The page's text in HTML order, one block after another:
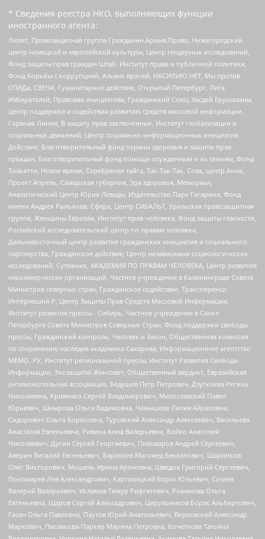
* Сведения реестра НКО, выполняющих функции
иностранного агента:
Лилит, Правозащитная группа Гражданин.Армия.Право, Нижегородский
центр немецкой и европейской культуры, Центр гендерных исследований,
Фонд защиты прав граждан Штаб, Институт права и публичной политики,
Фонд борьбы с коррупцией, Альянс врачей, НАСИЛИЮ.НЕТ, Мы против
СПИДа, СВЕЧА, Гуманитарное действие, Открытый Петербург, Лига
Избирателей, Правовая инициатива, Гражданский Союз, Хасдей Ерушалаим,
Центр поддержки и содействия развитию средств массовой информации,
Горячая Линия, В защиту прав заключенных, Институт глобализации и
социальных движений, Центр социально-информационных инициатив
Действие, Благотворительный фонд охраны здоровья и защиты прав
граждан, Благотворительный фонд помощи осужденным и их семьям, Фонд
Тольятти, Новое время, Серебряная тайга, Так-Так-Так, Сова, центр Анна,
Проект Апрель, Самарская губерния, Эра здоровья, Мемориал,
Аналитический Центр Юрия Левады, Издательство Парк Гагарина, Фонд
имени Андрея Рылькова, Сфера, Центр СИБАЛЬТ, Уральская правозащитная
группа, Женщины Евразии, Институт прав человека, Фонд защиты гласности,
Российский исследовательский центр по правам человека,
Дальневосточный центр развития гражданских инициатив и социального
партнерства, Гражданское действие, Центр независимых социологических
исследований, Сутяжник, АКАДЕМИЯ ПО ПРАВАМ ЧЕЛОВЕКА, Центр развития
некоммерческих организаций, Частное учреждение в Калининграде Совета
Министров северных стран, Гражданское содействие, Трансперенси
Интернешнл-Р, Центр Защиты Прав Средств Массовой Информации,
Институт развития прессы - Сибирь, Частное учреждение в Санкт-
Петербурге Совета Министров Северных Стран, Фонд поддержки свободы
прессы, Гражданский контроль, Человек и Закон, Общественная комиссия
по сохранению наследия академика Сахарова, Информационное агентство
МЕМО. РУ, Институт региональной прессы, Институт Развития Свободы
Информации, Экозащита!-Женсовет, Общественный вердикт, Евразийская
антимонопольная ассоциация, Бедушев Петр Петрович, Дзугкоева Регина
Николаевна, Кривенко Сергей Владимирович, Милославский Павел
Юрьевич, Шнырова Ольга Вадимовна, Чанышева Лилия Айратовна,
Сидорович Ольга Борисовна, Туровский Александр Алексеевич, Васильева
Анастасия Евгеньевна, Ривина Анна Валерьевна, Бойко Анатолий
Николаевич, Дугин Сергей Георгиевич, Пивоваров Андрей Сергеевич,
Аверин Виталий Евгеньевич, Барахоев Магомед Бекханович, Шарипков
Олег Викторович, Мошель Ирина Ароновна, Шведов Григорий Сергеевич,
Пономарев Лев Александрович, Каргалицкий Борис Юльевич, Созаев
Валерий Валерьевич, Исламов Тимур Рифгатович, Романова Ольга
Евгеньевна, Щаров Сергей Алексадрович, Цирульников Борис Альбертович,
Гасан Ольга Павловна, Паутов Юрий Анатольевич, Верховский Александр
Маркович, Пислакова-Паркер Марина Петровна, Кочеткова Татьяна